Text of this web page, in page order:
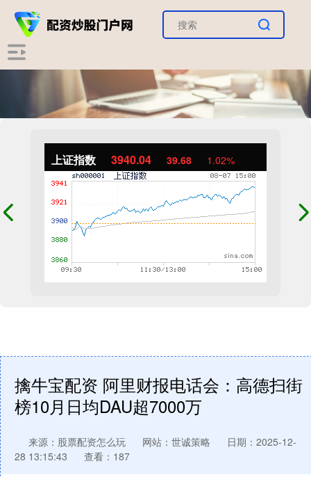
上证指数 3940.04 39.68 1.02%
擒牛宝配资 阿里财报电话会：高德扫街
榜10月日均DAU超7000万
来源：股票配资怎么玩 网站：世诚策略
日期：2025-12-
28 13:15:43
查看：187